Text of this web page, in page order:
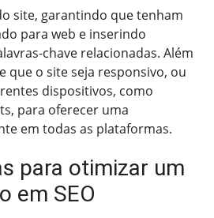
site, garantindo que tenham
para web e inserindo
chave relacionadas. Além
que o site seja responsivo, ou
dispositivos, como
para oferecer uma
em todas as plataformas.
para otimizar um
em SEO